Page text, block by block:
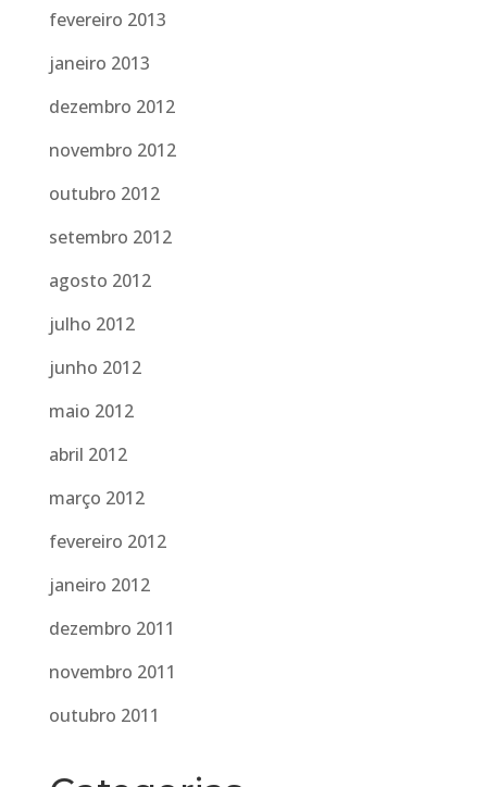
fevereiro 2013
janeiro 2013
dezembro 2012
novembro 2012
outubro 2012
setembro 2012
agosto 2012
julho 2012
junho 2012
maio 2012
abril 2012
março 2012
fevereiro 2012
janeiro 2012
dezembro 2011
novembro 2011
outubro 2011